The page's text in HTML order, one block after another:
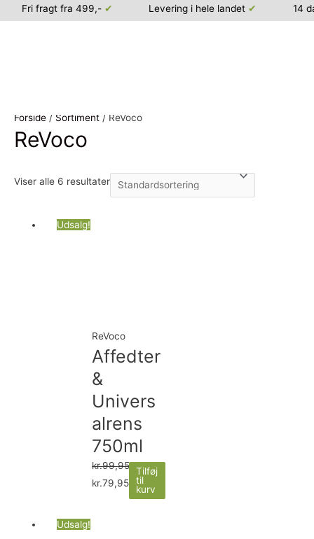
Fri fragt fra 499,- ✔ Levering i hele landet ✔ 14
indholdet
Forside / Sortiment / ReVoco
ReVoco
Viser alle 6 resultater
Udsalg!
ReVoco
Affedter
&
Univers
alrens
750ml
kr.99,95
kr.79,95
Tilføj
til
kurv
Udsalg!